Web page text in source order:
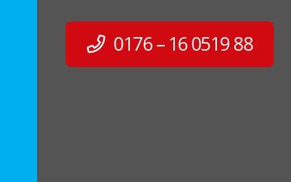
0176 – 16 0519 88